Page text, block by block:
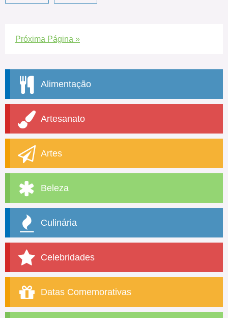
Próxima Página »
Alimentação
Artesanato
Artes
Beleza
Culinária
Celebridades
Datas Comemorativas